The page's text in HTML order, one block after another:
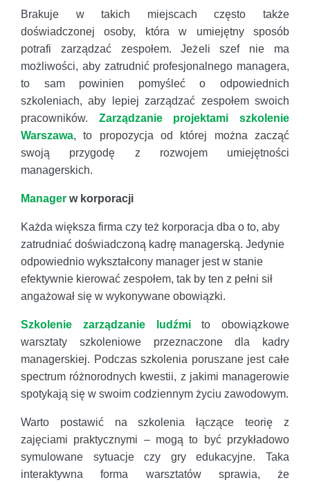
Brakuje w takich miejscach często także
doświadczonej osoby, która w umiejętny sposób
potrafi zarządzać zespołem. Jeżeli szef nie ma
możliwości, aby zatrudnić profesjonalnego managera,
to sam powinien pomyśleć o odpowiednich
szkoleniach, aby lepiej zarządzać zespołem swoich
pracowników. Zarządzanie projektami szkolenie
Warszawa, to propozycja od której można zacząć
swoją przygodę z rozwojem umiejętności
managerskich.
Manager w korporacji
Każda większa firma czy też korporacja dba o to, aby
zatrudniać doświadczoną kadrę managerską. Jedynie
odpowiednio wykształcony manager jest w stanie
efektywnie kierować zespołem, tak by ten z pełni sił
angażował się w wykonywane obowiązki.
Szkolenie zarządzanie ludźmito obowiązkowe
warsztaty szkoleniowe przeznaczone dla kadry
managerskiej. Podczas szkolenia poruszane jest całe
spectrum różnorodnych kwestii, z jakimi managerowie
spotykają się w swoim codziennym życiu zawodowym.
Warto postawić na szkolenia łączące teorię z
zajęciami praktycznymi – mogą to być przykładowo
symulowane sytuacje czy gry edukacyjne. Taka
interaktywna forma warsztatów sprawia, że